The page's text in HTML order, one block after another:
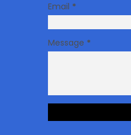
Email *
Message *